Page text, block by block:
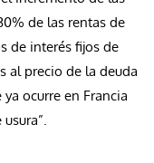
de las rentas de
de interés fijos de
al precio de la deuda
ocurre en Francia